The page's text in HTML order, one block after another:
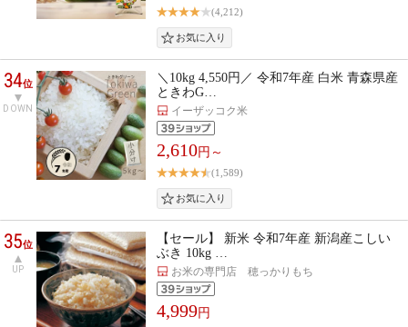
(4,212)
34位
DOWN
＼10kg 4,550円／ 令和7年産 白米 青森県産
ときわG…
イーザッコク米
2,610円～
(1,589)
35位
UP
【セール】 新米 令和7年産 新潟産こしい
ぶき 10kg …
お米の専門店 穂っかりもち
4,999円